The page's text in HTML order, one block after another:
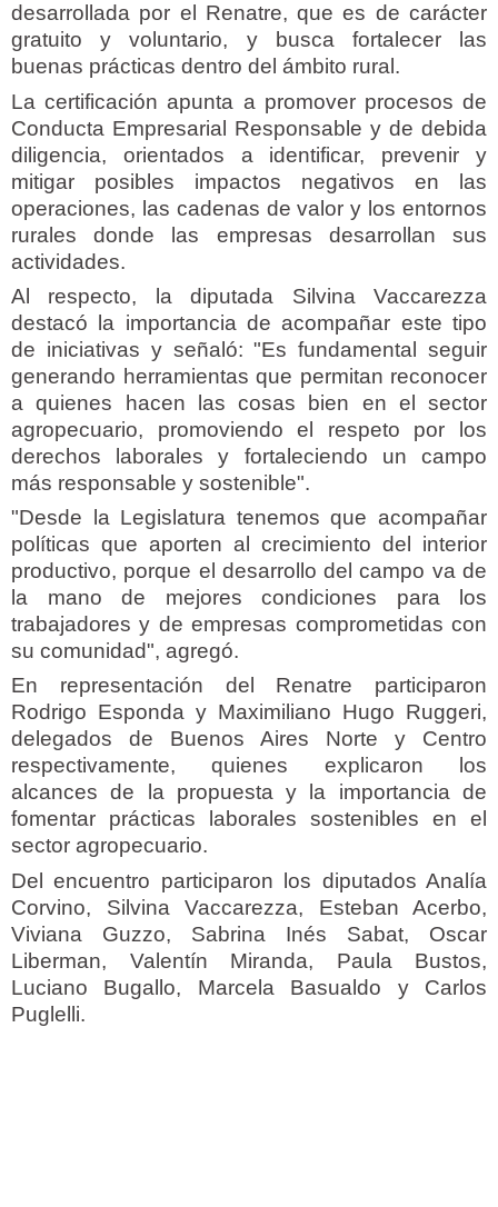
desarrollada por el Renatre, que es de carácter
gratuito y voluntario, y busca fortalecer las
buenas prácticas dentro del ámbito rural.
La certificación apunta a promover procesos de
Conducta Empresarial Responsable y de debida
diligencia, orientados a identificar, prevenir y
mitigar posibles impactos negativos en las
operaciones, las cadenas de valor y los entornos
rurales donde las empresas desarrollan sus
actividades.
Al respecto, la diputada Silvina Vaccarezza
destacó la importancia de acompañar este tipo
de iniciativas y señaló: "Es fundamental seguir
generando herramientas que permitan reconocer
a quienes hacen las cosas bien en el sector
agropecuario, promoviendo el respeto por los
derechos laborales y fortaleciendo un campo
más responsable y sostenible".
"Desde la Legislatura tenemos que acompañar
políticas que aporten al crecimiento del interior
productivo, porque el desarrollo del campo va de
la mano de mejores condiciones para los
trabajadores y de empresas comprometidas con
su comunidad", agregó.
En representación del Renatre participaron
Rodrigo Esponda y Maximiliano Hugo Ruggeri,
delegados de Buenos Aires Norte y Centro
respectivamente, quienes explicaron los
alcances de la propuesta y la importancia de
fomentar prácticas laborales sostenibles en el
sector agropecuario.
Del encuentro participaron los diputados Analía
Corvino, Silvina Vaccarezza, Esteban Acerbo,
Viviana Guzzo, Sabrina Inés Sabat, Oscar
Liberman, Valentín Miranda, Paula Bustos,
Luciano Bugallo, Marcela Basualdo y Carlos
Puglelli.